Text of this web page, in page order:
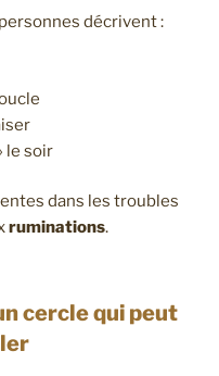
décrivent :
le soir
dans les troubles
ruminations.
cercle qui peut